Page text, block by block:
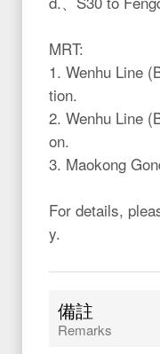
MRT:
1. Wenhu Line
tion.
2. Wenhu Line
on.
3. Maokong
For details,
y.
備註
Remarks